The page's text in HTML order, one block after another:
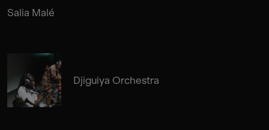
Salia Malé
Djiguiya Orchestra